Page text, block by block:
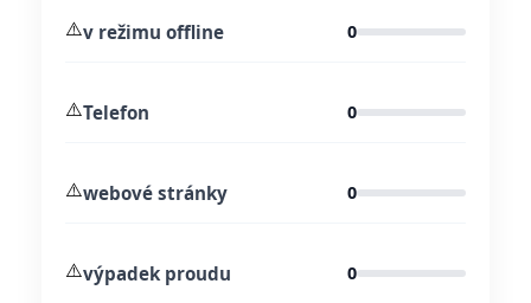
⚠️v režimu offline 0
⚠️Telefon 0
⚠️webové stránky 0
⚠️výpadek proudu 0